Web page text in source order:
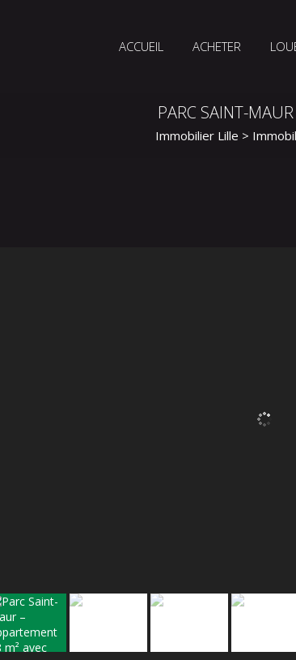
ACCUEIL ACHETER
PARC SAINT-
Immobilier Lille >